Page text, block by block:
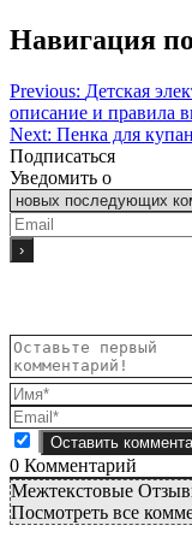
Навигация
Previous: Детская
описание и правила
Next: Пенка для
Подписаться
Уведомить о
0 Комментарий
Межтекстовые
Посмотреть все